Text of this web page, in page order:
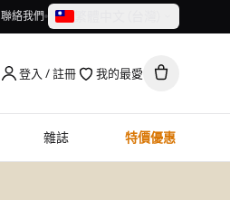
聯絡我們
繁體中文（台灣）
登入 / 註冊 我的最愛
雜誌 特價優惠